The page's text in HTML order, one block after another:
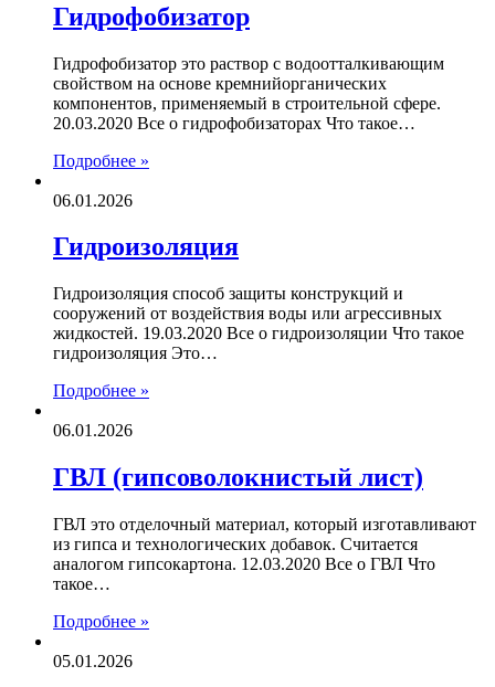
Гидрофобизатор
Гидрофобизатор это раствор с водоотталкивающим
свойством на основе кремнийорганических
компонентов, применяемый в строительной сфере.
20.03.2020 Все о гидрофобизаторах Что такое…
Подробнее »
06.01.2026
Гидроизоляция
Гидроизоляция способ защиты конструкций и
сооружений от воздействия воды или агрессивных
жидкостей. 19.03.2020 Все о гидроизоляции Что такое
гидроизоляция Это…
Подробнее »
06.01.2026
ГВЛ (гипсоволокнистый лист)
ГВЛ это отделочный материал, который изготавливают
из гипса и технологических добавок. Считается
аналогом гипсокартона. 12.03.2020 Все о ГВЛ Что
такое…
Подробнее »
05.01.2026